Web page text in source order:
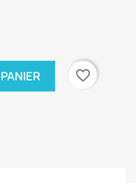
favorite_border